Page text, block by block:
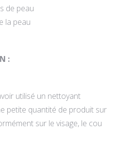
de peau
la peau
:
utilisé un nettoyant
petite quantité de produit sur
sur le visage, le cou